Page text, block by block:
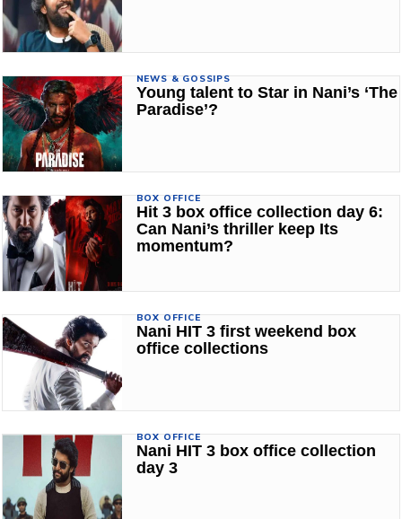
NEWS & GOSSIPS
Young talent to Star in Nani’s ‘The
Paradise’?
BOX OFFICE
Hit 3 box office collection day 6:
Can Nani’s thriller keep Its
momentum?
BOX OFFICE
Nani HIT 3 first weekend box
office collections
BOX OFFICE
Nani HIT 3 box office collection
day 3